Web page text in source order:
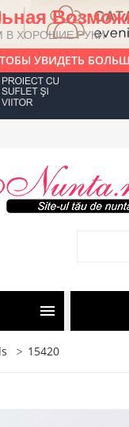
В ХОРОШИЕ РУКИ
УВИДЕТЬ
15420